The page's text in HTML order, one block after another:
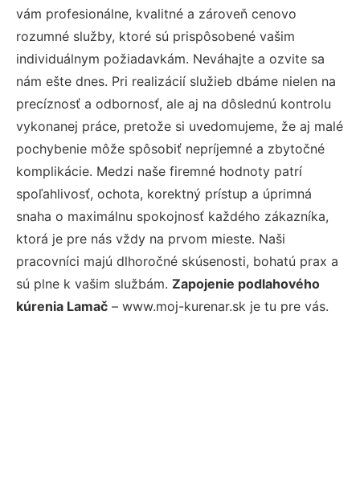
vám profesionálne, kvalitné a zároveň cenovo
rozumné služby, ktoré sú prispôsobené vašim
individuálnym požiadavkám. Neváhajte a ozvite sa
nám ešte dnes. Pri realizácií služieb dbáme nielen na
precíznosť a odbornosť, ale aj na dôslednú kontrolu
vykonanej práce, pretože si uvedomujeme, že aj malé
pochybenie môže spôsobiť nepríjemné a zbytočné
komplikácie. Medzi naše firemné hodnoty patrí
spoľahlivosť, ochota, korektný prístup a úprimná
snaha o maximálnu spokojnosť každého zákazníka,
ktorá je pre nás vždy na prvom mieste. Naši
pracovníci majú dlhoročné skúsenosti, bohatú prax a
sú plne k vašim službám. Zapojenie podlahového
kúrenia Lamač – www.moj-kurenar.sk je tu pre vás.